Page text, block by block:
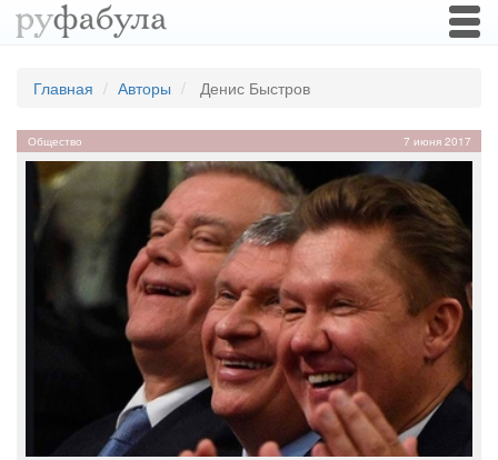
Главная Авторы Денис Быстров
Общество 7 июня 2017